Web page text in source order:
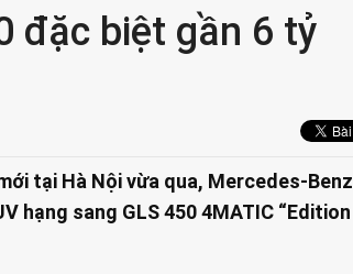
đặc biệt gần 6 tỷ
tại Hà Nội vừa qua, Mercedes-
hạng sang GLS 450 4MATIC “Edition